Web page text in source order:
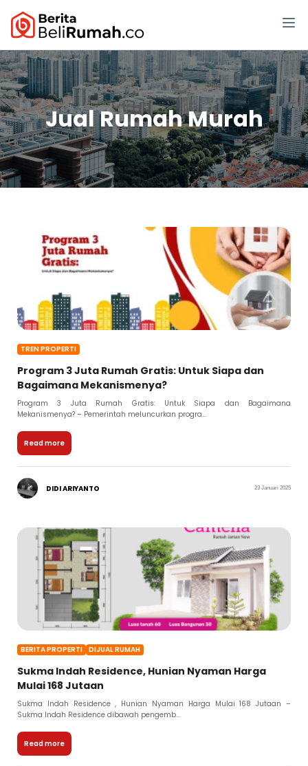
Jual Rumah Murah
TREN PROPERTI
Program 3 Juta Rumah Gratis: Untuk Siapa dan
Bagaimana Mekanismenya?
Program 3 Juta Rumah Gratis: Untuk Siapa dan Bagaimana
Mekanismenya? – Pemerintah meluncurkan progra...
Read more
DIDI ARIYANTO 23 Januari 2025
BERITA PROPERTI DIJUAL RUMAH
Sukma Indah Residence, Hunian Nyaman Harga
Mulai 168 Jutaan
Sukma Indah Residence , Hunian Nyaman Harga Mulai 168 Jutaan –
Sukma Indah Residence dibawah pengemb...
Read more